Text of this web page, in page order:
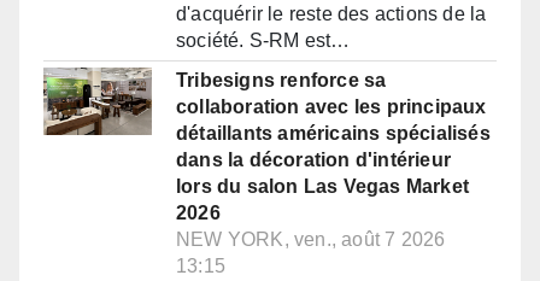
d'acquérir le reste des actions de la
société. S-RM est…
Tribesigns renforce sa
collaboration avec les principaux
détaillants américains spécialisés
dans la décoration d'intérieur
lors du salon Las Vegas Market
2026
NEW YORK, ven., août 7 2026
13:15